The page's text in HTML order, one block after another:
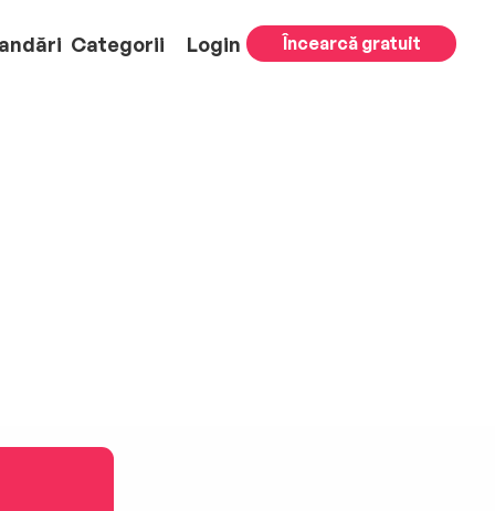
Categorii Login Încearcă gratuit